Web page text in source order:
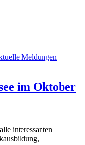
Meldungen
im Oktober
interessanten